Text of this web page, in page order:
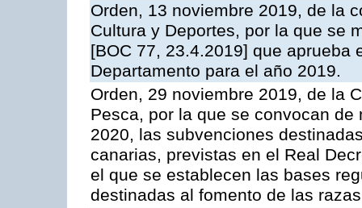
Orden, 13 noviembre 2019, de la
Cultura y Deportes, por la que se
[BOC 77, 23.4.2019] que aprueba
Departamento para el año 2019.
Orden, 29 noviembre 2019, de la
Pesca, por la que se convocan
2020, las subvenciones
canarias, previstas en el Real
el que se establecen las bases
destinadas al fomento de las